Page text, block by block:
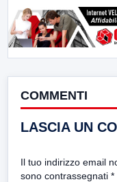
COMMENTI
LASCIA UN
Il tuo indirizzo email
sono contrassegnati *